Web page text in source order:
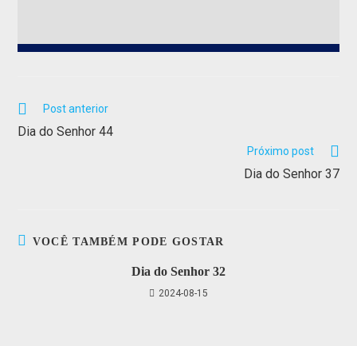
Post anterior
Dia do Senhor 44
Próximo post
Dia do Senhor 37
VOCÊ TAMBÉM PODE GOSTAR
Dia do Senhor 32
2024-08-15